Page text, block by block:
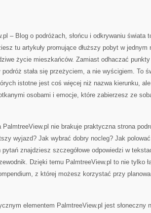
– Blog o podróżach, słońcu i odkrywaniu świata
tu artykuły promujące dłuższy pobyt w
życie mieszkańców. Zamiast odhaczać
podróż stała się przeżyciem, a nie wyścigiem. To
istotne jest coś więcej niż nazwa kierunku,
osobami i emocje, które zabierzesz ze
PalmtreeView.pl nie brakuje praktyczna strona
wyjazd? Jak wybrać dobry nocleg? Jak
pytań znajdziesz szczegółowe odpowiedzi w
Dzięki temu PalmtreeView.pl to nie tylko
z której możesz korzystać przy
elementem PalmtreeView.pl jest słoneczny